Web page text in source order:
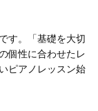
しくピアノを頑張
依頼も受け付けて